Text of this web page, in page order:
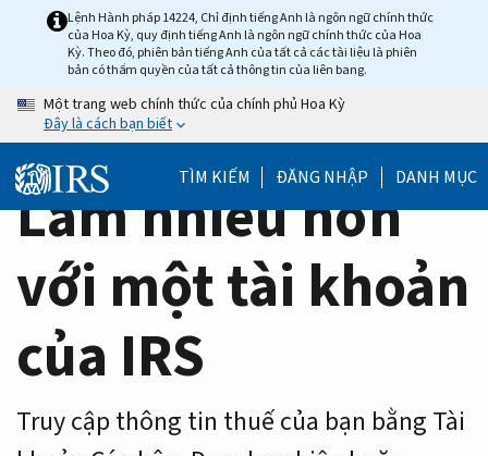
HomeLệnh Hành pháp 14224, Chỉ định tiếng Anh là ngôn ngữ chính thức
của Hoa Kỳ, quy định tiếng Anh là ngôn ngữ chính thức của Hoa
Kỳ. Theo đó, phiên bản tiếng Anh của tất cả các tài liệu là phiên
bản có thẩm quyền của tất cả thông tin của liên bang.
Một trang web chính thức của chính phủ Hoa Kỳ
Đây là cách bạn biết
TÌM KIẾM ĐĂNG NHẬP DANH MỤC
Làm nhiều hơn
với một tài khoản
của IRS
Truy cập thông tin thuế của bạn bằng Tài